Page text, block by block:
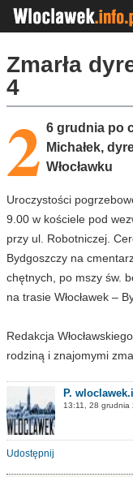
Zmarła
4
2 6 grudnia po
Michałek,
Włocławku
Uroczystości
9.00 w kościele pod
przy ul. Robotniczej.
Bydgoszczy na
chętnych, po mszy św.
na trasie Włocławek –
Redakcja
rodziną i znajomymi
P.
13:11, 28 grudnia
Udostępnij